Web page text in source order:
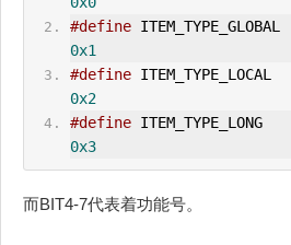
#define
0x1
#define
0x2
#define
0x3
而BIT4-7代表着功能号。